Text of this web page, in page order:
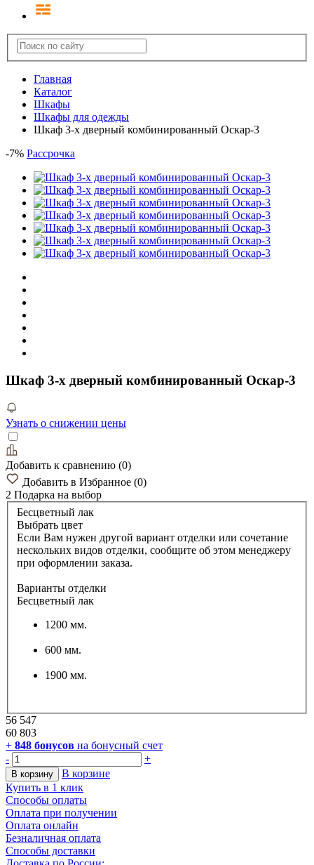
Главная
Каталог
Шкафы
Шкафы для одежды
Шкаф 3-х дверный комбинированный Оскар-3
-7% Рассрочка
Шкаф 3-х дверный комбинированный Оскар-3
Узнать о снижении цены
Добавить к сравнению (0)
Добавить в Избранное (0)
2 Подарка на выбор
Бесцветный лак
Выбрать цвет
Если Вам нужен другой вариант отделки или сочетание
нескольких видов отделки, сообщите об этом менеджеру
при оформлении заказа.
Варианты отделки
Бесцветный лак
1200 мм.
600 мм.
1900 мм.
56 547
60 803
+ 848 бонусов на бонусный счет
-
+
В корзину
В корзине
Купить в 1 клик
Способы оплаты
Оплата при получении
Оплата онлайн
Безналичная оплата
Способы доставки